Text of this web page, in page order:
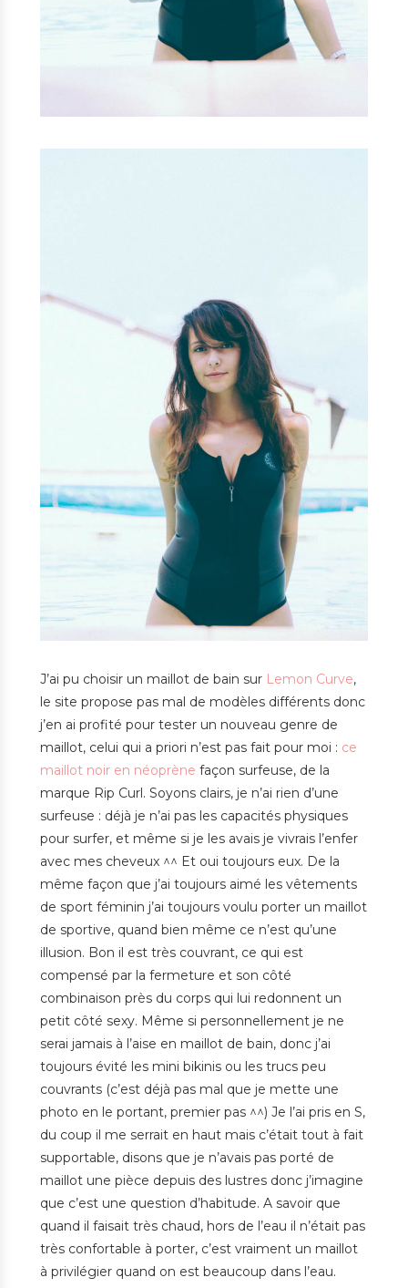
J’ai pu choisir un maillot de bain sur Lemon Curve,
le site propose pas mal de modèles différents donc
j’en ai profité pour tester un nouveau genre de
maillot, celui qui a priori n’est pas fait pour moi : ce
maillot noir en néoprène façon surfeuse, de la
marque Rip Curl. Soyons clairs, je n’ai rien d’une
surfeuse : déjà je n’ai pas les capacités physiques
pour surfer, et même si je les avais je vivrais l’enfer
avec mes cheveux ^^ Et oui toujours eux. De la
même façon que j’ai toujours aimé les vêtements
de sport féminin j’ai toujours voulu porter un maillot
de sportive, quand bien même ce n’est qu’une
illusion. Bon il est très couvrant, ce qui est
compensé par la fermeture et son côté
combinaison près du corps qui lui redonnent un
petit côté sexy. Même si personnellement je ne
serai jamais à l’aise en maillot de bain, donc j’ai
toujours évité les mini bikinis ou les trucs peu
couvrants (c’est déjà pas mal que je mette une
photo en le portant, premier pas ^^) Je l’ai pris en S,
du coup il me serrait en haut mais c’était tout à fait
supportable, disons que je n’avais pas porté de
maillot une pièce depuis des lustres donc j’imagine
que c’est une question d’habitude. A savoir que
quand il faisait très chaud, hors de l’eau il n’était pas
très confortable à porter, c’est vraiment un maillot
à privilégier quand on est beaucoup dans l’eau.